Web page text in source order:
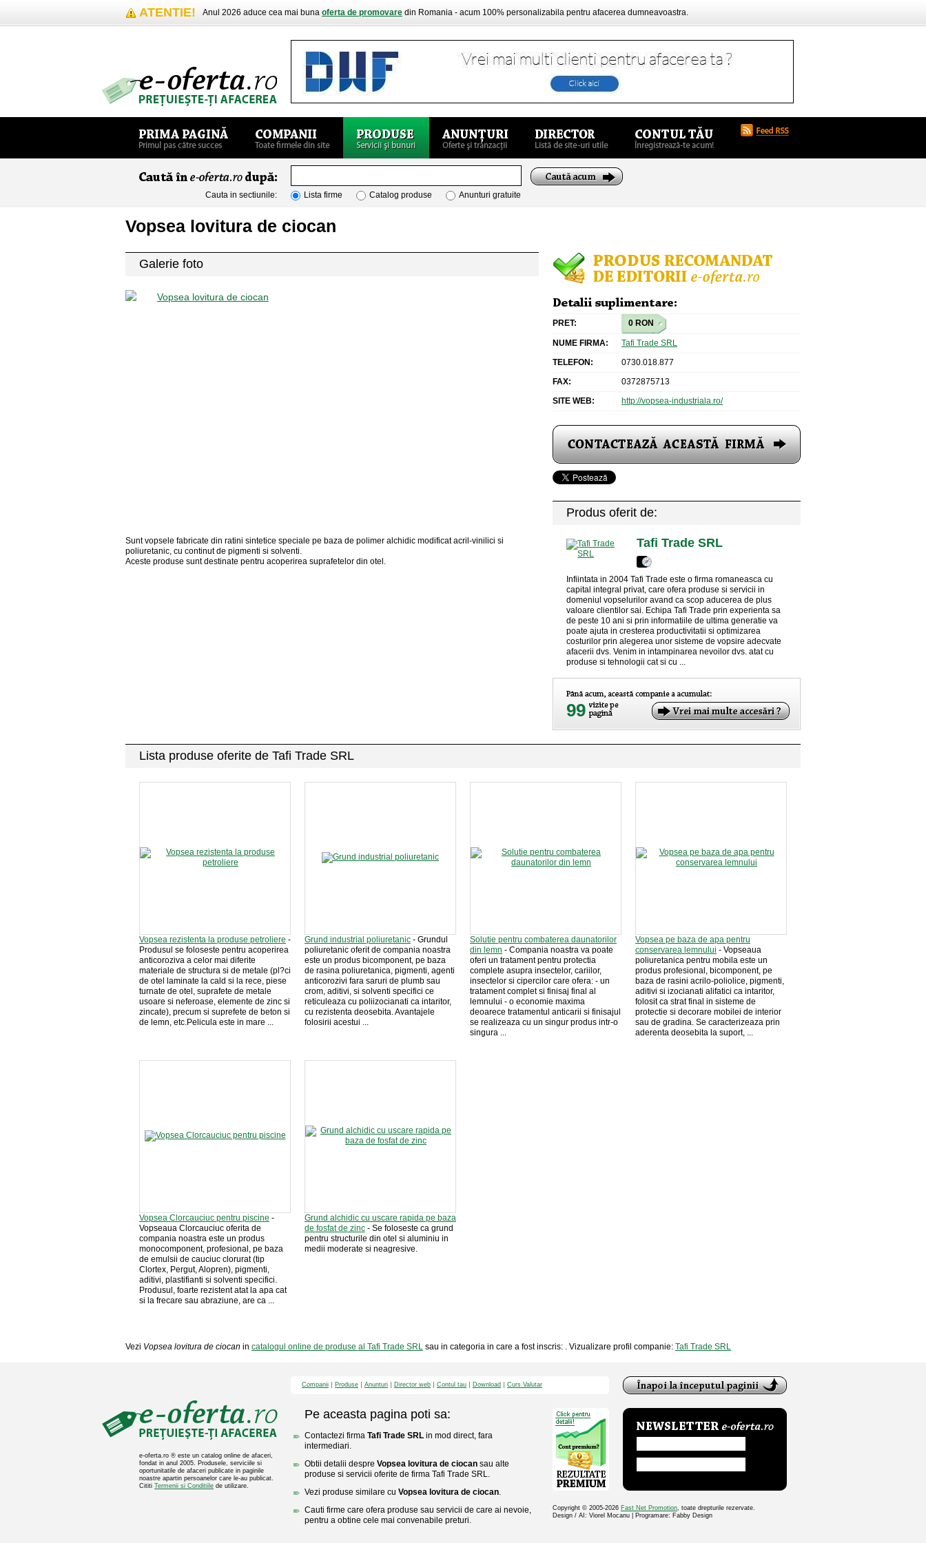
ATENTIE! Anul 2026 aduce cea mai buna oferta de promovare din Romania - acum 100% personalizabila pentru afacerea dumneavoastra.
Cauta in sectiunile: Lista firme Catalog produse Anunturi gratuite
Vopsea lovitura de ciocan
Galerie foto
Sunt vopsele fabricate din ratini sintetice speciale pe baza de polimer alchidic modificat acril-vinilici si
poliuretanic, cu continut de pigmenti si solventi.
Aceste produse sunt destinate pentru acoperirea suprafetelor din otel.
PRET: 0 RON
NUME FIRMA:
Tafi Trade SRL
TELEFON:
0730.018.877
FAX:
0372875713
SITE WEB:
http://vopsea-industriala.ro/
Produs oferit de:
Tafi Trade SRL
Infiintata in 2004 Tafi Trade este o firma romaneasca cu
capital integral privat, care ofera produse si servicii in
domeniul vopselurilor avand ca scop aducerea de plus
valoare clientilor sai. Echipa Tafi Trade prin experienta sa
de peste 10 ani si prin informatiile de ultima generatie va
poate ajuta in cresterea productivitatii si optimizarea
costurilor prin alegerea unor sisteme de vopsire adecvate
afacerii dvs. Venim in intampinarea nevoilor dvs. atat cu
produse si tehnologii cat si cu ...
99
Lista produse oferite de Tafi Trade SRL
Vopsea rezistenta la produse petroliere -
Produsul se foloseste pentru acoperirea
anticoroziva a celor mai diferite
materiale de structura si de metale (pl?ci
de otel laminate la cald si la rece, piese
turnate de otel, suprafete de metale
usoare si neferoase, elemente de zinc si
zincate), precum si suprefete de beton si
de lemn, etc.Pelicula este in mare ...
Grund industrial poliuretanic - Grundul
poliuretanic oferit de compania noastra
este un produs bicomponent, pe baza
de rasina poliuretanica, pigmenti, agenti
anticorozivi fara saruri de plumb sau
crom, aditivi, si solventi specifici ce
reticuleaza cu poliizocianati ca intaritor,
cu rezistenta deosebita. Avantajele
folosirii acestui ...
Solutie pentru combaterea daunatorilor
din lemn - Compania noastra va poate
oferi un tratament pentru protectia
complete asupra insectelor, cariilor,
insectelor si cipercilor care ofera: - un
tratament complet si finisaj final al
lemnului - o economie maxima
deoarece tratamentul anticarii si finisajul
se realizeaza cu un singur produs intr-o
singura ...
Vopsea pe baza de apa pentru
conservarea lemnului - Vopseaua
poliuretanica pentru mobila este un
produs profesional, bicomponent, pe
baza de rasini acrilo-poliolice, pigmenti,
aditivi si izocianati alifatici ca intaritor,
folosit ca strat final in sisteme de
protectie si decorare mobilei de interior
sau de gradina. Se caracterizeaza prin
aderenta deosebita la suport, ...
Vopsea Clorcauciuc pentru piscine -
Vopseaua Clorcauciuc oferita de
compania noastra este un produs
monocomponent, profesional, pe baza
de emulsii de cauciuc clorurat (tip
Clortex, Pergut, Alopren), pigmenti,
aditivi, plastifianti si solventi specifici.
Produsul, foarte rezistent atat la apa cat
si la frecare sau abraziune, are ca ...
Grund alchidic cu uscare rapida pe baza
de fosfat de zinc - Se foloseste ca grund
pentru structurile din otel si aluminiu in
medii moderate si neagresive.
Vezi Vopsea lovitura de ciocan in catalogul online de produse al Tafi Trade SRL sau in categoria in care a fost inscris: . Vizualizare profil companie: Tafi Trade SRL
e-oferta.ro ® este un catalog online de afaceri,
fondat in anul 2005. Produsele, serviciile si
oportunitatile de afaceri publicate in paginile
noastre apartin persoanelor care le-au publicat.
Cititi Termenii si Conditiile de utilizare.
Companii Produse Anunturi Director web Contul tau Download Curs Valutar
Pe aceasta pagina poti sa:
Contactezi firma Tafi Trade SRL in mod direct, fara
intermediari.
Obtii detalii despre Vopsea lovitura de ciocan sau alte
produse si servicii oferite de firma Tafi Trade SRL.
Vezi produse similare cu Vopsea lovitura de ciocan.
Cauti firme care ofera produse sau servicii de care ai nevoie,
pentru a obtine cele mai convenabile preturi.
Copyright © 2005-2026 Fast Net Promotion, toate drepturile rezervate.
Design / AI: Viorel Mocanu | Programare: Fabby Design